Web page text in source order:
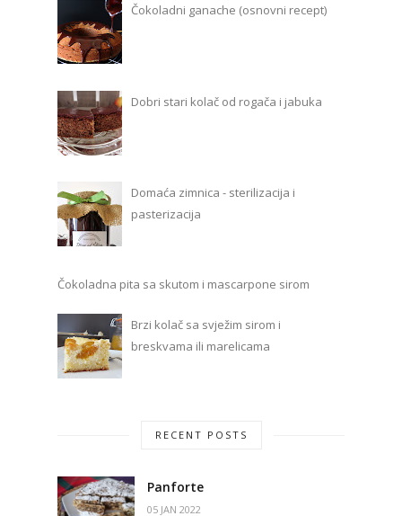
Čokoladni ganache (osnovni recept)
Dobri stari kolač od rogača i jabuka
Domaća zimnica - sterilizacija i
pasterizacija
Čokoladna pita sa skutom i mascarpone sirom
Brzi kolač sa svježim sirom i
breskvama ili marelicama
RECENT POSTS
Panforte
05 JAN 2022